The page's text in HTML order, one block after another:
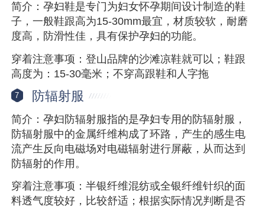
简介：孕妇鞋是专门为妇女怀孕期间设计制造的鞋
子，一般鞋跟高为15-30mm最宜，材质较软，耐磨
度高，防滑性佳，具有保护孕妇的功能。
穿着注意事项：登山品牌的沙滩凉鞋就可以；鞋跟
高度为：15-30毫米；不穿高跟鞋和人字拖
7 防辐射服
简介：孕妇防辐射服指的是孕妇专用的防辐射服，
防辐射服中的金属纤维构成了环路，产生的感生电
流产生反向电磁场对电磁辐射进行屏蔽，从而达到
防辐射的作用。
穿着注意事项：半银纤维混纺或全银纤维针织的面
料透气度较好，比较舒适；根据实际情况判断是否